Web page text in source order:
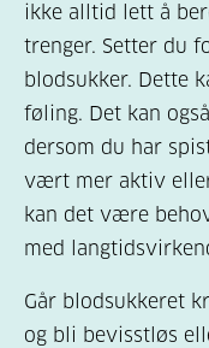
ikke alltid lett å
trenger. Setter du
blodsukker. Dette
føling. Det kan
dersom du har
vært mer aktiv
kan det være
med
Går blodsukkeret
og bli bevisstløs